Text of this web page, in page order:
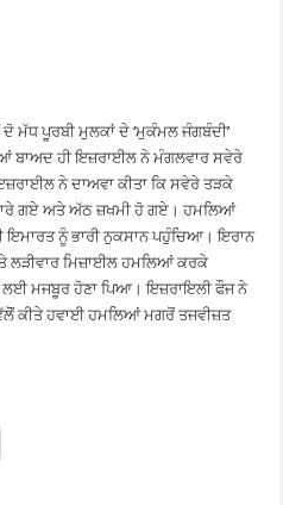
ਮੱਧ ਪੂਰਬੀ ਮੁਲਕਾਂ ਦੇ ‘ਮੁਕੰਮਲ ਜੰਗਬੰਦੀ’
ਬਾਅਦ ਹੀ ਇਜ਼ਰਾਈਲ ਨੇ ਮੰਗਲਵਾਰ ਸਵੇਰੇ
ਨੇ ਦਾਅਵਾ ਕੀਤਾ ਕਿ ਸਵੇਰੇ ਤੜਕੇ
ਗਏ ਅਤੇ ਅੱਠ ਜ਼ਖਮੀ ਹੋ ਗਏ। ਹਮਲਿਆਂ
ਇਮਾਰਤ ਨੂੰ ਭਾਰੀ ਨੁਕਸਾਨ ਪਹੁੰਚਿਆ। ਇਰਾਨ
ਮਿਜ਼ਾਈਲ ਹਮਲਿਆਂ ਕਰਕੇ
ਮਜਬੂਰ ਹੋਣਾ ਪਿਆ। ਇਜ਼ਰਾਇਲੀ ਫੌਜ ਨੇ
ਕੀਤੇ ਹਵਾਈ ਹਮਲਿਆਂ ਮਗਰੋਂ ਤਜਵੀਜ਼ਤ